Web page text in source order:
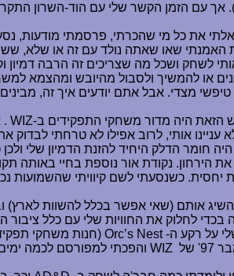
עם הזמן הקשר שלי עם הוד-השרון
את כל מי שהכרתי, פרסמתי מודעות,
שאו שאתה נולד עם זה או שלא,
לשחק ושכל מה שצריכים זה הרבה דמיון
או להמשיך ולסבול מהיובש ומהצמא
מצדי. אבל אתם יודעים איך זה,
הזאת היה מדור משחקי התפקידים ב-WIZ
.
אותי, לרוב אפילו לא טרחתי
חומר הדלק היחיד להזנת הדמיון שלי
הירחון. נקודת אור נוספת בחיי באותה
כשנסעתי לשם קיוויתי שהשמועות
אותם (שאי אפשר בכלל להשוות
בכדי לחלוק את החוויות שלי עם כלל
על רקע ה-Orc’s Nest (חנות משחקי
של
WIZ והפכתי למפורסם לכמה